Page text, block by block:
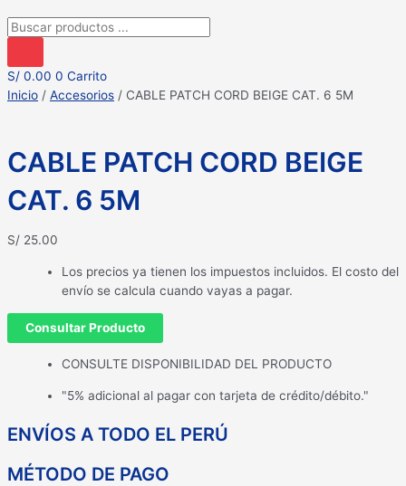
Búsqueda
productos
S/ 0.00 0 Carrito
Inicio / Accesorios / CABLE PATCH CORD BEIGE CAT. 6 5M
CABLE PATCH CORD BEIGE
CAT. 6 5M
S/ 25.00
Los precios ya tienen los impuestos incluidos. El costo del
envío se calcula cuando vayas a pagar.
Consultar Producto
CONSULTE DISPONIBILIDAD DEL PRODUCTO
"5% adicional al pagar con tarjeta de crédito/débito."
ENVÍOS A TODO EL PERÚ
MÉTODO DE PAGO